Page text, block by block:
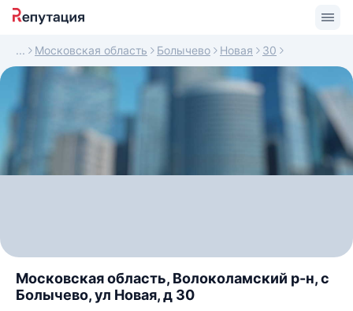
Московская область Болычево Новая 30
Московская область, Волоколамский р-н, с
Болычево, ул Новая, д 30